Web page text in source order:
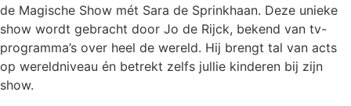
de Magische Show mét Sara de Sprinkhaan. Deze unieke
show wordt gebracht door Jo de Rijck, bekend van tv-
programma’s over heel de wereld. Hij brengt tal van acts
op wereldniveau én betrekt zelfs jullie kinderen bij zijn
show.